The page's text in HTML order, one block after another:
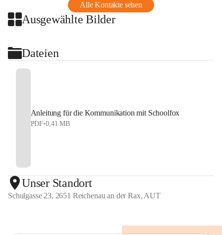
Alle Kontakte sehen
Ausgewählte Bilder
Dateien
Anleitung für die Kommunikation mit Schoolfox
PDF•0,41 MB
Unser Standort
Schulgasse 23, 2651 Reichenau an der Rax, AUT